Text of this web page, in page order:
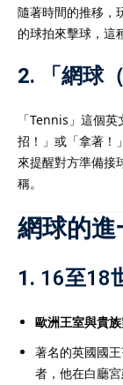
隨著時間的推移，
的球拍來擊球，這
2. 「網球
「Tennis」這個
招！」或「拿著！
來提醒對方準備接
稱。
網球的
1. 16至18
歐洲王室與貴族
著名的英國國
者，他在白廳